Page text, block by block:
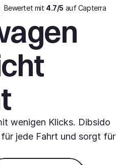
Bewertet mit 4.7/5 auf Capterra
wenigen Klicks. Dibsido
jede Fahrt und sorgt für